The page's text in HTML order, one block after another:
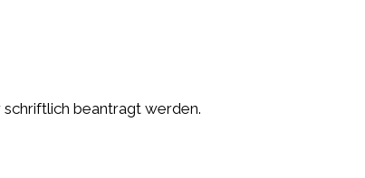
beantragt werden.